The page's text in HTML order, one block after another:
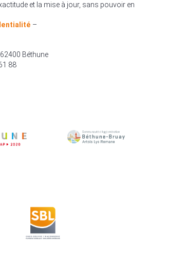
et la mise à jour, sans pouvoir en
–
Béthune
88